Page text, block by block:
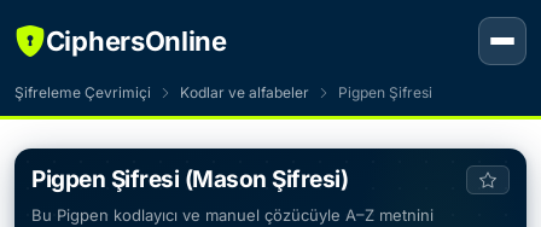
CiphersOnline
Şifreleme Çevrimiçi Kodlar ve alfabeler Pigpen Şifresi
Pigpen Şifresi (Mason Şifresi)
Bu Pigpen kodlayıcı ve manuel çözücüyle A–Z metnini